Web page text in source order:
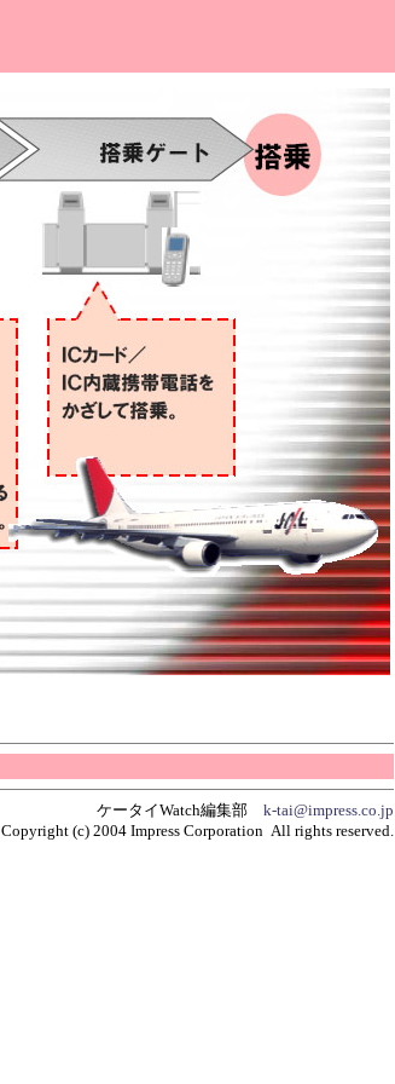
ケータイWatch編集部 k-tai@impress.co.jp
Copyright (c) 2004 Impress Corporation All rights reserved.